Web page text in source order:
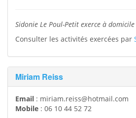
Sidonie Le Poul-Petit exerce à
Consulter les activités exercées par
Miriam Reiss
Email : miriam.reiss@hotmail.com
Mobile : 06 10 44 52 72